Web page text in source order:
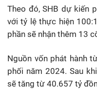
Theo đó, SHB dự kiến
với tỷ lệ thực hiện
phần sẽ nhận thêm 13
Nguồn vốn phát hành
phối năm 2024. Sau
sẽ tăng từ 40.657 tỷ